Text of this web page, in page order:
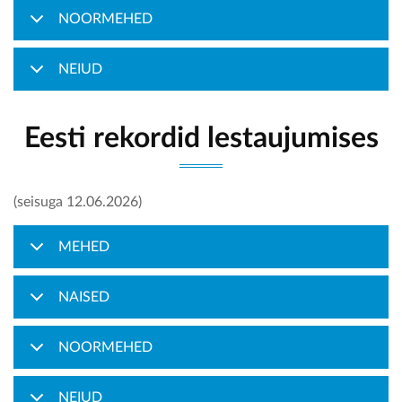
NOORMEHED
NEIUD
Eesti rekordid lestaujumises
(seisuga 12.06.2026)
MEHED
NAISED
NOORMEHED
NEIUD